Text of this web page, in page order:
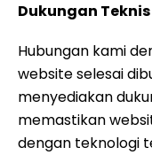
Dukungan
Hubungan kami
website selesai
menyediakan
memastikan
dengan teknologi